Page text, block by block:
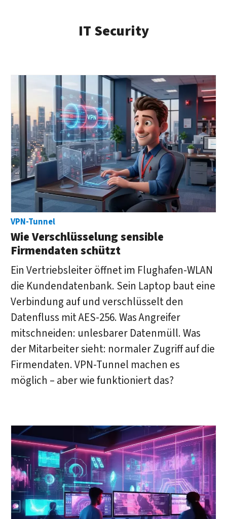
IT Security
VPN-Tunnel
Wie Verschlüsselung sensible
Firmendaten schützt
Ein Vertriebsleiter öffnet im Flughafen-WLAN
die Kundendatenbank. Sein Laptop baut eine
Verbindung auf und verschlüsselt den
Datenfluss mit AES-256. Was Angreifer
mitschneiden: unlesbarer Datenmüll. Was
der Mitarbeiter sieht: normaler Zugriff auf die
Firmendaten. VPN-Tunnel machen es
möglich – aber wie funktioniert das?